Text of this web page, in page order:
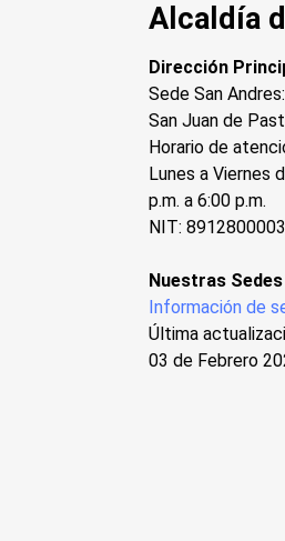
Alcaldía
Dirección
Sede San
San Juan de
Horario de
Lunes a Viernes
p.m. a 6:00 p.m.
NIT:
Nuestras Sedes
Información de
Última
03 de Febrero